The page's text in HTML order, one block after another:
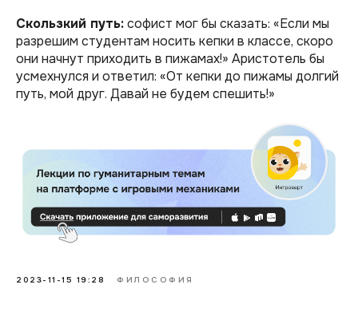
Скользкий путь:софист мог бы сказать: «Если мы
разрешим студентам носить кепки в классе, скоро
они начнут приходить в пижамах!» Аристотель бы
усмехнулся и ответил: «От кепки до пижамы долгий
путь, мой друг. Давай не будем спешить!»
2023-11-15 19:28 ФИЛОСОФИЯ